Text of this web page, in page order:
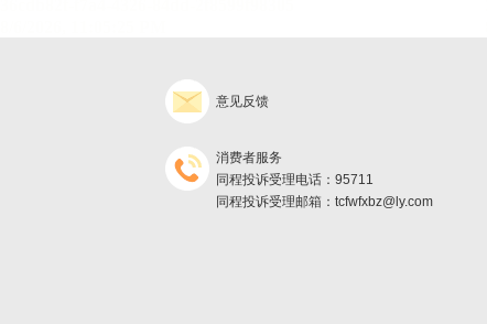
意见反馈
消费者服务
同程投诉受理电话：95711
同程投诉受理邮箱：tcfwfxbz@ly.com